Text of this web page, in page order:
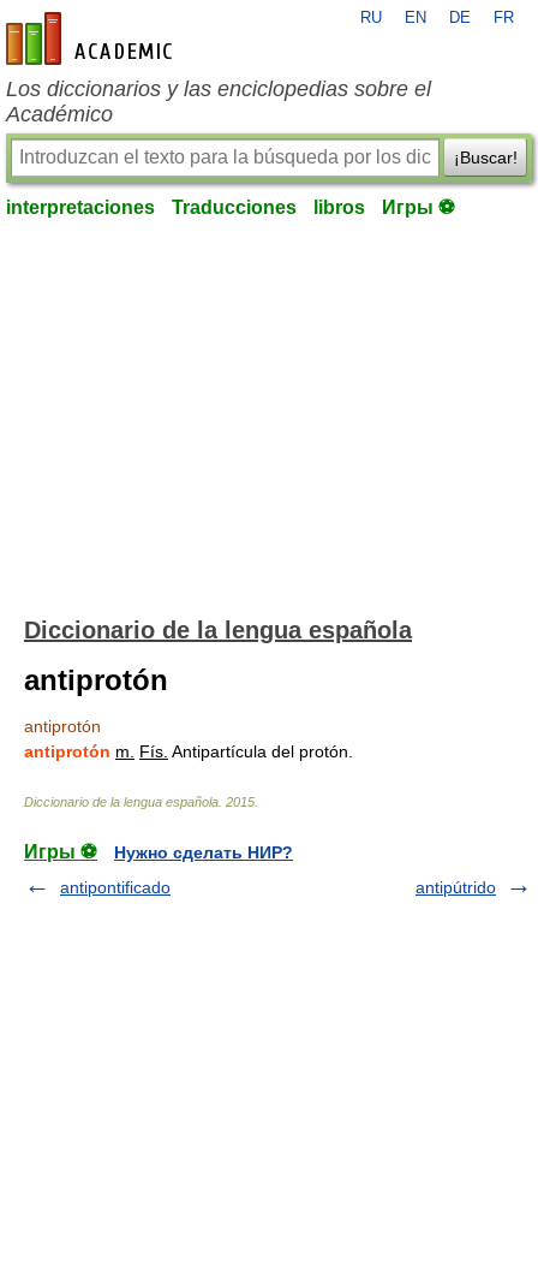
es-academic.com
RU EN DE FR
Los diccionarios y las enciclopedias sobre el
Académico
¡Buscar!
interpretaciones Traducciones libros Игры ⚽
Diccionario de la lengua española
antiprotón
antiprotón
antiprotón m. Fís. Antipartícula del protón.
Diccionario de la lengua española 2015
Игры ⚽
Нужно сделать НИР?
antipontificado
antipútrido